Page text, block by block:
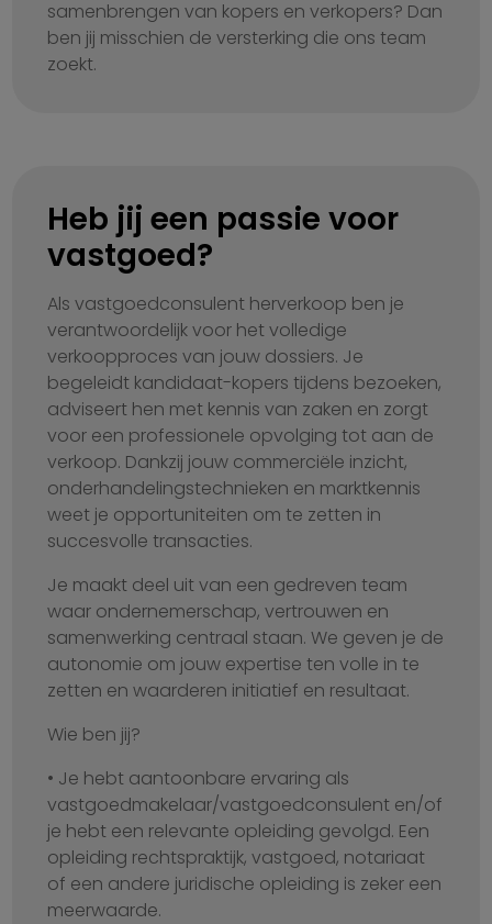
samenbrengen van kopers en verkopers? Dan
ben jij misschien de versterking die ons team
zoekt.
Heb jij een passie voor
vastgoed?
Als vastgoedconsulent herverkoop ben je
verantwoordelijk voor het volledige
verkoopproces van jouw dossiers. Je
begeleidt kandidaat-kopers tijdens bezoeken,
adviseert hen met kennis van zaken en zorgt
voor een professionele opvolging tot aan de
verkoop. Dankzij jouw commerciële inzicht,
onderhandelingstechnieken en marktkennis
weet je opportuniteiten om te zetten in
succesvolle transacties.
Je maakt deel uit van een gedreven team
waar ondernemerschap, vertrouwen en
samenwerking centraal staan. We geven je de
autonomie om jouw expertise ten volle in te
zetten en waarderen initiatief en resultaat.
Wie ben jij?
• Je hebt aantoonbare ervaring als
vastgoedmakelaar/vastgoedconsulent en/of
je hebt een relevante opleiding gevolgd. Een
opleiding rechtspraktijk, vastgoed, notariaat
of een andere juridische opleiding is zeker een
meerwaarde.